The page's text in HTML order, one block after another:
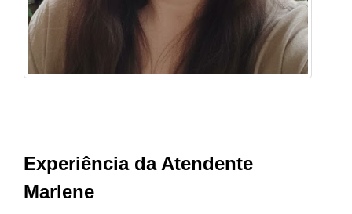
Experiência da Atendente
Marlene